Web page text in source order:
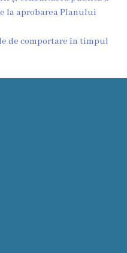
la aprobarea Planului
de comportare în timpul